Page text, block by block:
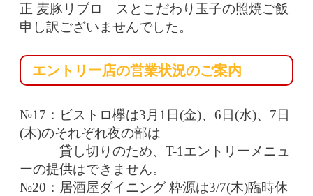
正 麦豚リブロ―スとこだわり玉子の照焼ご飯
申し訳ございませんでした。
エントリー店の営業状況のご案内
№17：ビストロ欅は3月1日(金)、6日(水)、7日
(木)のそれぞれ夜の部は
貸し切りのため、T-1エントリーメニュ
ーの提供はできません。
№20：居酒屋ダイニング 粋源は3/7(木)臨時休